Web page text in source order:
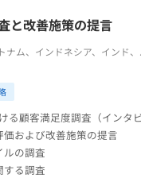
と改善施策の提言
ナム、インドネシア、インド
る顧客満足度調査（インタ
および改善施策の提言
ルの調査
する調査